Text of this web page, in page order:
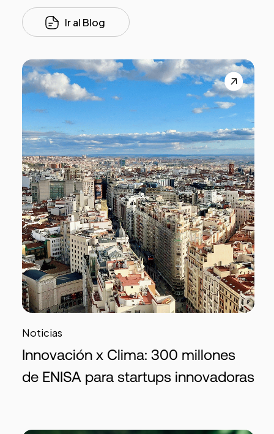
Ir al Blog
Noticias
Innovación x Clima: 300 millones
de ENISA para startups innovadoras